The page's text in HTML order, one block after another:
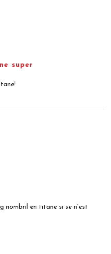
super
nombril en titane si se n'est